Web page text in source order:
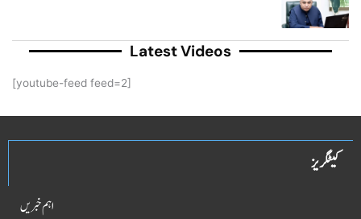
Latest Videos
[youtube-feed feed=2]
کیٹگریز
اہم خبریں